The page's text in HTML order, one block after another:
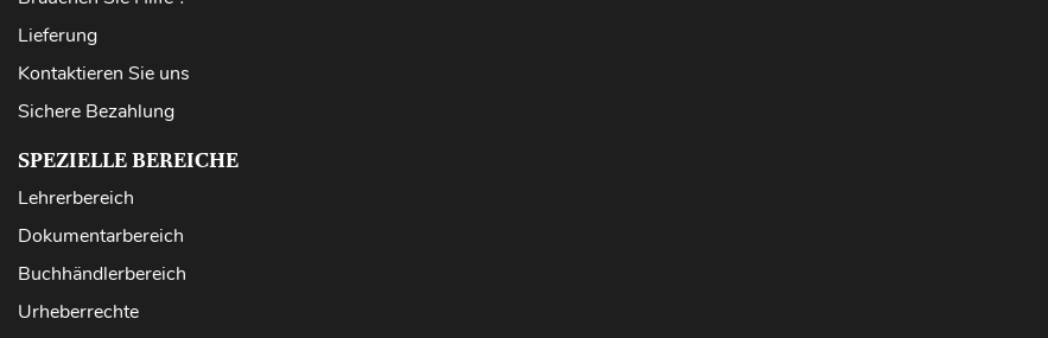
Lieferung
Kontaktieren Sie uns
Sichere Bezahlung
SPEZIELLE BEREICHE
Lehrerbereich
Dokumentarbereich
Buchhändlerbereich
Urheberrechte